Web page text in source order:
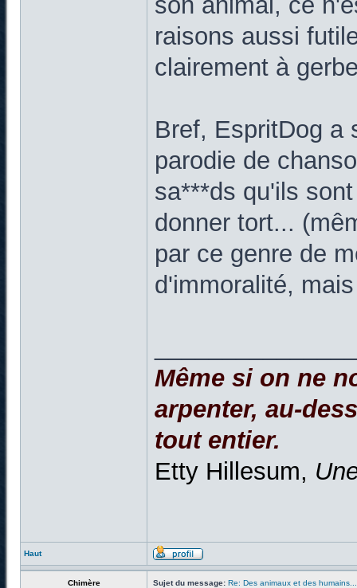
raisons aussi
clairement à
Bref, EspritDog a
parodie de
sa***ds qu'ils
donner tort...
par ce genre de
d'immoralité,
Même si on ne
arpenter, au-
tout entier.
Etty Hillesum,
Haut
Chimère Sujet du message: Re: Des animaux et des humains...